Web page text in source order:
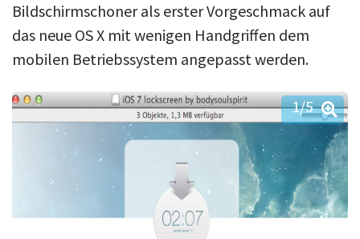
Bildschirmschoner als erster Vorgeschmack auf
das neue OS X mit wenigen Handgriffen dem
mobilen Betriebssystem angepasst werden.
1/5